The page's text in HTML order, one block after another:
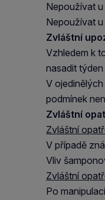
Nepoužívat
Nepoužívat
Zvláštní
Vzhledem k
nasadit
V
podmínek
Zvláštní
Zvláštní
V případě
Vliv
Zvláštní
Po